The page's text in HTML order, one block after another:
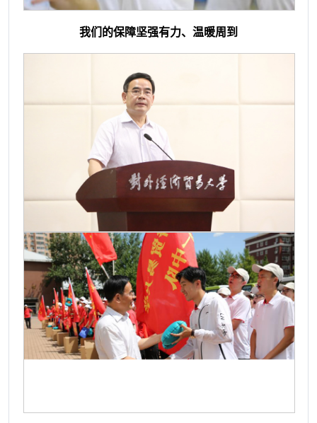
我们的保障坚强有力、温暖周到